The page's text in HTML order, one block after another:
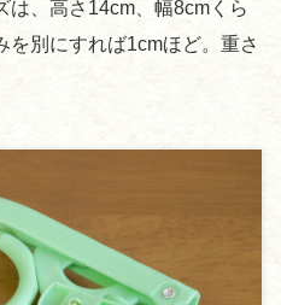
は、高さ14cm、幅8cmくら
を別にすれば1cmほど。重さ